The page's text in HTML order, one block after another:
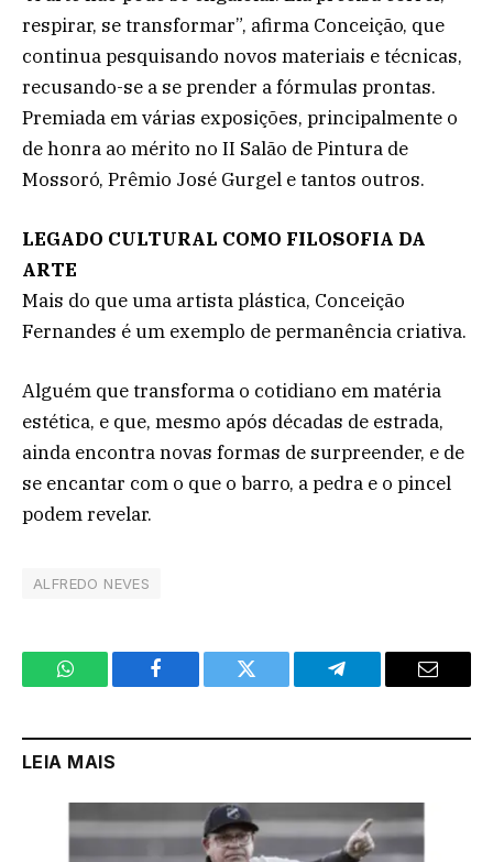
respirar, se transformar”, afirma Conceição, que
continua pesquisando novos materiais e técnicas,
recusando-se a se prender a fórmulas prontas.
Premiada em várias exposições, principalmente o
de honra ao mérito no II Salão de Pintura de
Mossoró, Prêmio José Gurgel e tantos outros.
LEGADO CULTURAL COMO FILOSOFIA DA
ARTE
Mais do que uma artista plástica, Conceição
Fernandes é um exemplo de permanência criativa.
Alguém que transforma o cotidiano em matéria
estética, e que, mesmo após décadas de estrada,
ainda encontra novas formas de surpreender, e de
se encantar com o que o barro, a pedra e o pincel
podem revelar.
ALFREDO NEVES
WhatsApp Facebook Twitter Telegram Email
LEIA MAIS